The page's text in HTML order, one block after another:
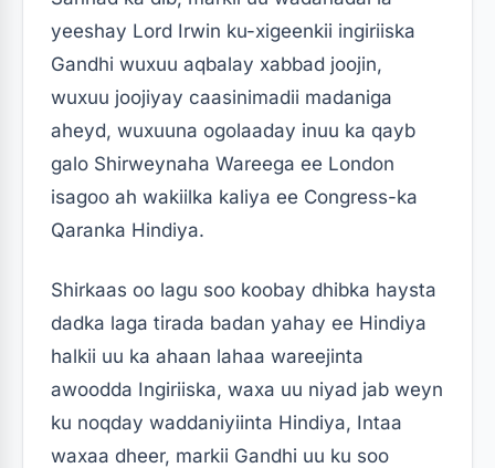
yeeshay Lord Irwin ku-xigeenkii ingiriiska
Gandhi wuxuu aqbalay xabbad joojin,
wuxuu joojiyay caasinimadii madaniga
aheyd, wuxuuna ogolaaday inuu ka qayb
galo Shirweynaha Wareega ee London
isagoo ah wakiilka kaliya ee Congress-ka
Qaranka Hindiya.
Shirkaas oo lagu soo koobay dhibka haysta
dadka laga tirada badan yahay ee Hindiya
halkii uu ka ahaan lahaa wareejinta
awoodda Ingiriiska, waxa uu niyad jab weyn
ku noqday waddaniyiinta Hindiya, Intaa
waxaa dheer, markii Gandhi uu ku soo